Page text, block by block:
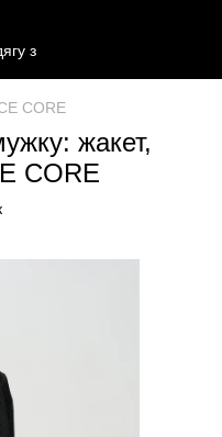
CORE
жакет,
CORE